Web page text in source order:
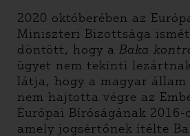
2020 októberében az
Miniszteri Bizottsága
döntött, hogy a Baka
ügyet nem tekinti
látja, hogy a magyar
nem hajtotta végre az
Európai Bíróságának
amely jogsértőnek ítélte